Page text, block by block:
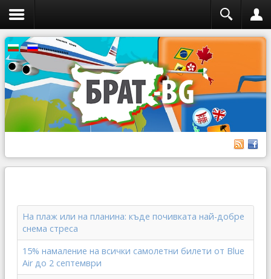
На плаж или на планина: къде почивката най-добре
снема стреса
15% намаление на всички самолетни билети от Blue
Air до 2 септември